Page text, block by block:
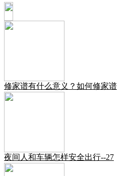
修家谱有什么意义？如何修家谱
夜间人和车辆怎样安全出行--27